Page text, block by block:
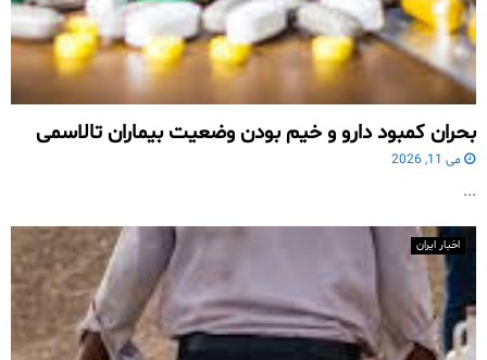
بحران کمبود دارو و خیم بودن وضعیت بیماران تالاسمی
می 11, 2026
...
اخبار ایران